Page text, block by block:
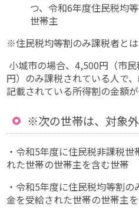
つ、令和6年度住民税均
世帯主
※住民税均等割のみ課税者とは
小城市の場合、4,500円（市
円）のみ課税されている人で
記載されている所得割の金額が
※次の世帯は、対象外
・令和5年度に住民税非課税
れた世帯の世帯主を含む世帯
・令和5年度に住民税均等割
金を受給された世帯の世帯主